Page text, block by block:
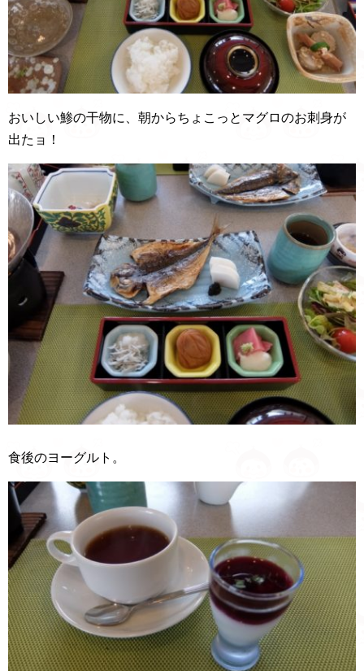
おいしい鯵の干物に、朝からちょこっとマグロのお刺身が
出たョ！
食後のヨーグルト。